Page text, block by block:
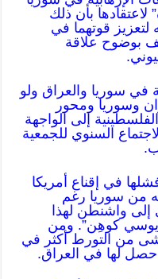
بأن ذلك
لتعزيز قوتهما في
بوضوح علاقة
في سوريا والعراق ولو
وسوريا ومحور
إلى الواجهة
السنوي للجمعية
في إقناع أمريكا
من سوريا رغم
إلى واشنطن لهذا
كوهِن”. ومن
من التورط أكثر في
حصل لها في العراق.